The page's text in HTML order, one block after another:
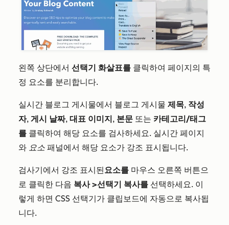
왼쪽 상단에서 선택기 화살표를 클릭하여 페이지의 특
정 요소를 분리합니다.
실시간 블로그 게시물에서 블로그 게시물 제목, 작성
자, 게시 날짜, 대표 이미지, 본문 또는 카테고리/태그
를 클릭하여 해당 요소를 검사하세요. 실시간 페이지
와 요소 패널에서 해당 요소가 강조 표시됩니다.
검사기에서 강조 표시된요소를 마우스 오른쪽 버튼으
로 클릭한 다음 복사 >선택기 복사를 선택하세요. 이
렇게 하면 CSS 선택기가 클립보드에 자동으로 복사됩
니다.